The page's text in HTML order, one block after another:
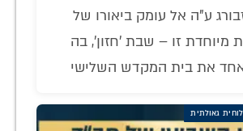
ע"ה אל עומק ביאורו של
מיוחדת זו – שבת 'חזון', בה
את בית המקדש השלישי
גאולתית